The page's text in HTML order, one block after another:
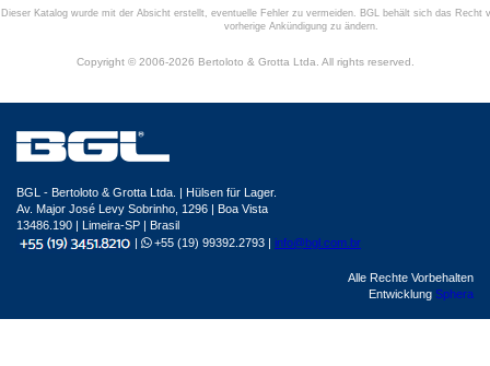
Dieser Katalog wurde mit der Absicht erstellt, eventuelle Fehler zu vermeiden. BGL behält sich das Recht
vorherige Ankündigung zu ändern.
Copyright © 2006-2026 Bertoloto & Grotta Ltda. All rights reserved.
BGL - Bertoloto & Grotta Ltda. | Hülsen für Lager.
Av. Major José Levy Sobrinho, 1296 | Boa Vista
13486.190 | Limeira-SP | Brasil
|
+55 (19) 99392.2793 | info@bgl.com.br
Alle Rechte Vorbehalten
Entwicklung Sphera